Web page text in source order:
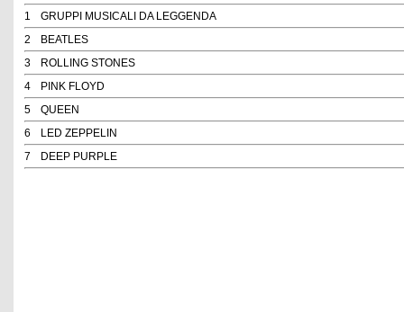
1
GRUPPI MUSICALI DA LEGGENDA
2
BEATLES
3
ROLLING STONES
4
PINK FLOYD
5
QUEEN
6
LED ZEPPELIN
7
DEEP PURPLE